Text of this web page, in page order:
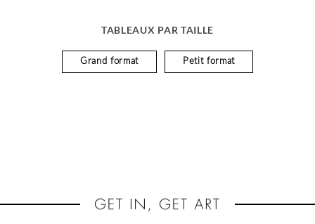
TABLEAUX PAR TAILLE
Grand format Petit format